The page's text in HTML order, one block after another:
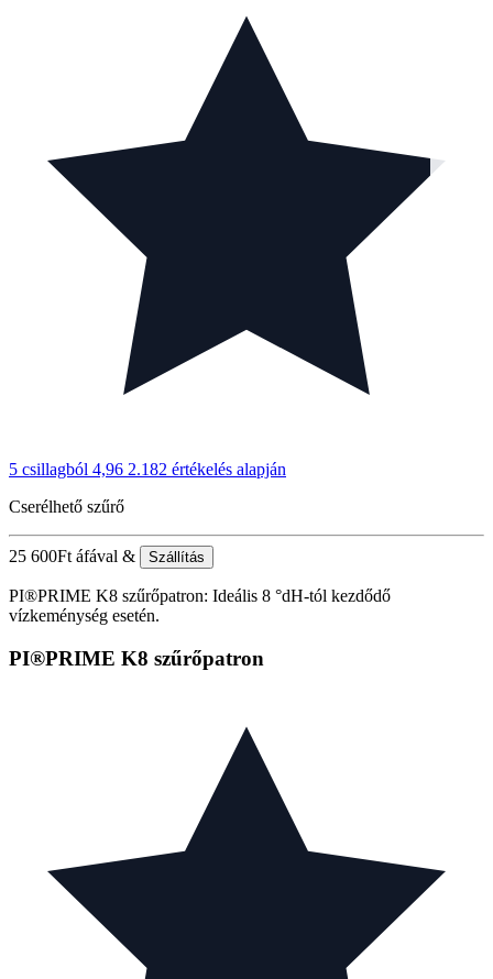
5 csillagból 4,96 2.182 értékelés alapján
Cserélhető szűrő
25 600Ft áfával & Szállítás
PI®PRIME K8 szűrőpatron: Ideális 8 °dH-tól kezdődő
vízkeménység esetén.
PI®PRIME K8 szűrőpatron